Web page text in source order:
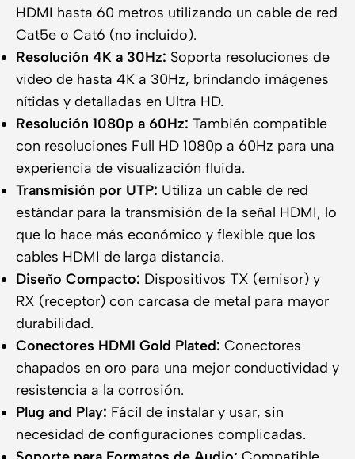
HDMI hasta 60 metros utilizando un cable de red
Cat5e o Cat6 (no incluido).
Resolución 4K a 30Hz: Soporta resoluciones de
video de hasta 4K a 30Hz, brindando imágenes
nítidas y detalladas en Ultra HD.
Resolución 1080p a 60Hz: También compatible
con resoluciones Full HD 1080p a 60Hz para una
experiencia de visualización fluida.
Transmisión por UTP: Utiliza un cable de red
estándar para la transmisión de la señal HDMI, lo
que lo hace más económico y flexible que los
cables HDMI de larga distancia.
Diseño Compacto: Dispositivos TX (emisor) y
RX (receptor) con carcasa de metal para mayor
durabilidad.
Conectores HDMI Gold Plated: Conectores
chapados en oro para una mejor conductividad y
resistencia a la corrosión.
Plug and Play: Fácil de instalar y usar, sin
necesidad de configuraciones complicadas.